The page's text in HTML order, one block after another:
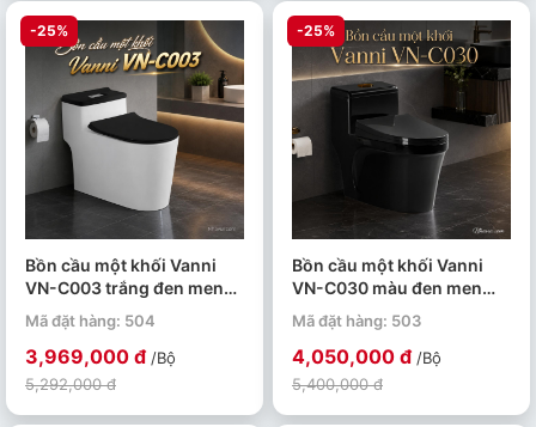
-25%
Bồn cầu một khối Vanni
VN-C003 trắng đen men
tuyết phủ nano kháng
khuẩn
Mã đặt hàng: 504
3,969,000 đ /Bộ
5,292,000 đ
-25%
Bồn cầu một khối Vanni
VN-C030 màu đen men
tuyết phủ nano kháng
khuẩn
Mã đặt hàng: 503
4,050,000 đ /Bộ
5,400,000 đ